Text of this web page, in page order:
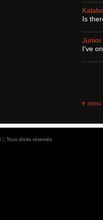
Is
Junior
I've
menu
Tous droits réservés